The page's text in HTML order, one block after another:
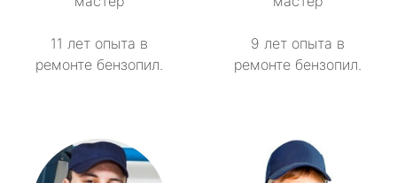
11 лет опыта в
ремонте бензопил.
9 лет опыта в
ремонте бензопил.